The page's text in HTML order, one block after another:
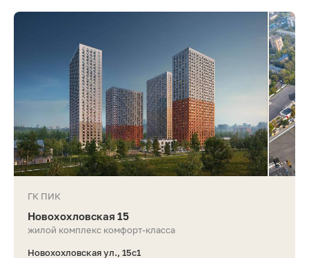
ГК ПИК
Новохохловская 15
жилой комплекс комфорт-класса
Новохохловская ул., 15с1